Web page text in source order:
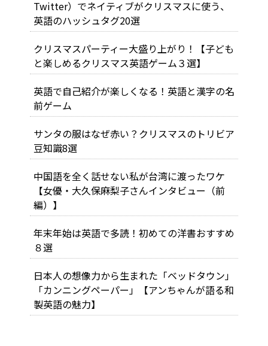
Twitter）でネイティブがクリスマスに使う、
英語のハッシュタグ20選
クリスマスパーティー大盛り上がり！【子ども
と楽しめるクリスマス英語ゲーム３選】
英語で自己紹介が楽しくなる！英語と漢字の名
前ゲーム
サンタの服はなぜ赤い？クリスマスのトリビア
豆知識8選
中国語を全く話せない私が台湾に渡ったワケ
【女優・大久保麻梨子さんインタビュー（前
編）】
年末年始は英語で多読！初めての洋書おすすめ
８選
日本人の想像力から生まれた「ベッドタウン」
「カンニングペーパー」【アンちゃんが語る和
製英語の魅力】